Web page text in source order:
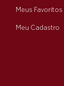
Meus Favoritos
Meu Cadastro